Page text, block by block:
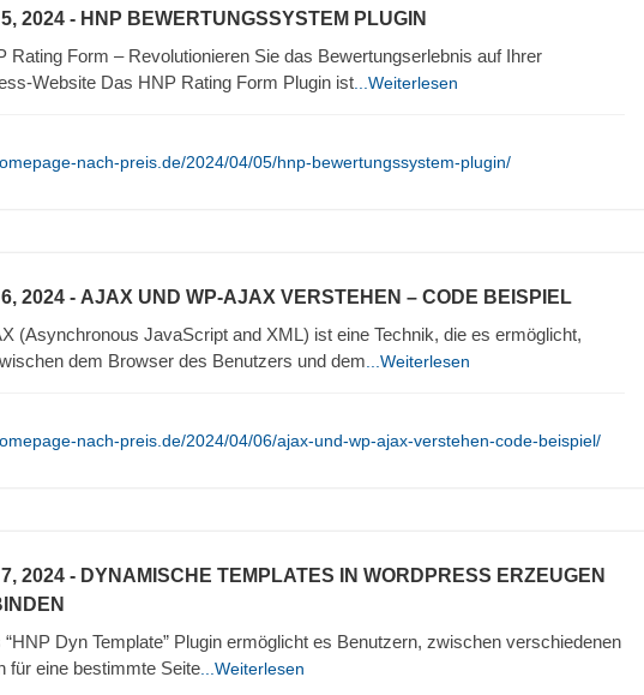
2024 - HNP BEWERTUNGSSYSTEM PLUGIN
Rating Form – Revolutionieren Sie das Bewertungserlebnis auf Ihrer
Website Das HNP Rating Form Plugin ist ...Weiterlesen
nach-preis.de/2024/04/05/hnp-bewertungssystem-plugin/
2024 - AJAX UND WP-AJAX VERSTEHEN – CODE BEISPIEL
(Asynchronous JavaScript and XML) ist eine Technik, die es ermöglicht,
dem Browser des Benutzers und dem ...Weiterlesen
nach-preis.de/2024/04/06/ajax-und-wp-ajax-verstehen-code-beispiel/
2024 - DYNAMISCHE TEMPLATES IN WORDPRESS ERZEUGEN
“HNP Dyn Template” Plugin ermöglicht es Benutzern, zwischen verschiedenen
für eine bestimmte Seite ...Weiterlesen